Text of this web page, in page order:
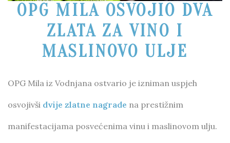
OPG MILA OSVOJIO DVA
ZLATA ZA VINO I
MASLINOVO ULJE
OPG Mila iz Vodnjana ostvario je izniman uspjeh
osvojivši dvije zlatne nagrade na prestižnim
manifestacijama posvećenima vinu i maslinovom ulju.